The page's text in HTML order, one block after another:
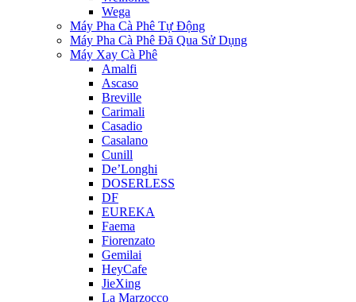
Wega
Máy Pha Cà Phê Tự Động
Máy Pha Cà Phê Đã Qua Sử Dụng
Máy Xay Cà Phê
Amalfi
Ascaso
Breville
Carimali
Casadio
Casalano
Cunill
De’Longhi
DOSERLESS
DF
EUREKA
Faema
Fiorenzato
Gemilai
HeyCafe
JieXing
La Marzocco